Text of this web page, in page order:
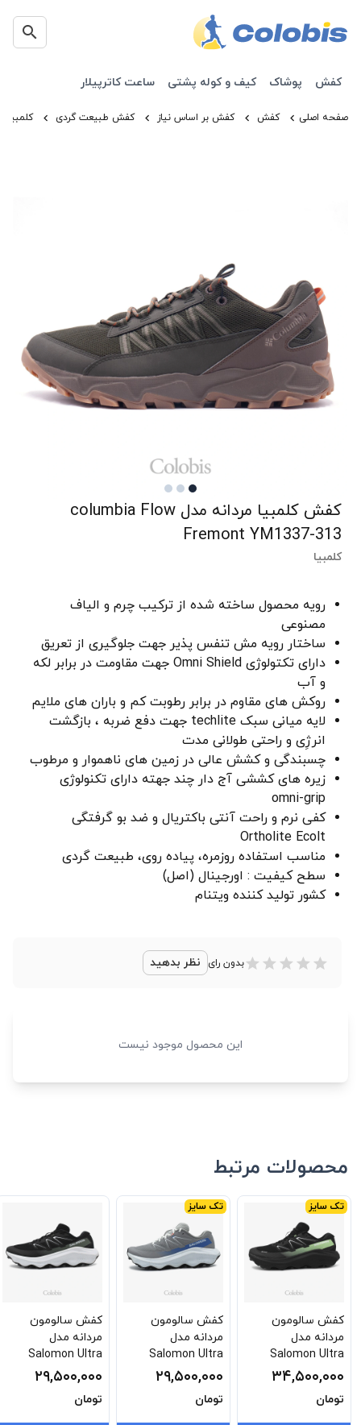
کفش پوشاک کیف و کوله پشتی ساعت کاترپیلار
صفحه اصلی کفش کفش بر اساس نیاز کفش طبیعت گردی کلمبیا
کفش کلمبیا مردانه مدل columbia Flow
Fremont YM1337-313
کلمبیا
رویه محصول ساخته شده از ترکیب چرم و الیاف
مصنوعی
ساختار رویه مش تنفس پذیر جهت جلوگیری از تعریق
دارای تکتولوژی Omni Shield جهت مقاومت در برابر لکه
و آب
روکش های مقاوم در برابر رطوبت کم و باران های ملایم
لایه میانی سبک techlite جهت دفع ضربه ، بازگشت
انرژِی و راحتی طولانی مدت
چسبندگی و کشش عالی در زمین های ناهموار و مرطوب
زیره های کششی آج دار چند جهته دارای تکنولوژی
omni-grip
کفی نرم و راحت آنتی باکتریال و ضد بو گرفتگی
Ortholite Ecolt
مناسب استفاده روزمره، پیاده روی، طبیعت گردی
سطح کیفیت : اورجینال (اصل)
کشور تولید کننده ویتنام
بدون رای نظر بدهید
این محصول موجود نیست
محصولات مرتبط
تک سایز
کفش سالومون
مردانه مدل
Salomon Ultra
Flow 2 GTX
L4798140035
۳۴,۵۰۰,۰۰۰
تومان
تک سایز
کفش سالومون
مردانه مدل
Salomon Ultra
Flow 2
L4788340031
۲۹,۵۰۰,۰۰۰
تومان
کفش سالومون
مردانه مدل
Salomon Ultra
Flow 2
L4788350033
۲۹,۵۰۰,۰۰۰
تومان